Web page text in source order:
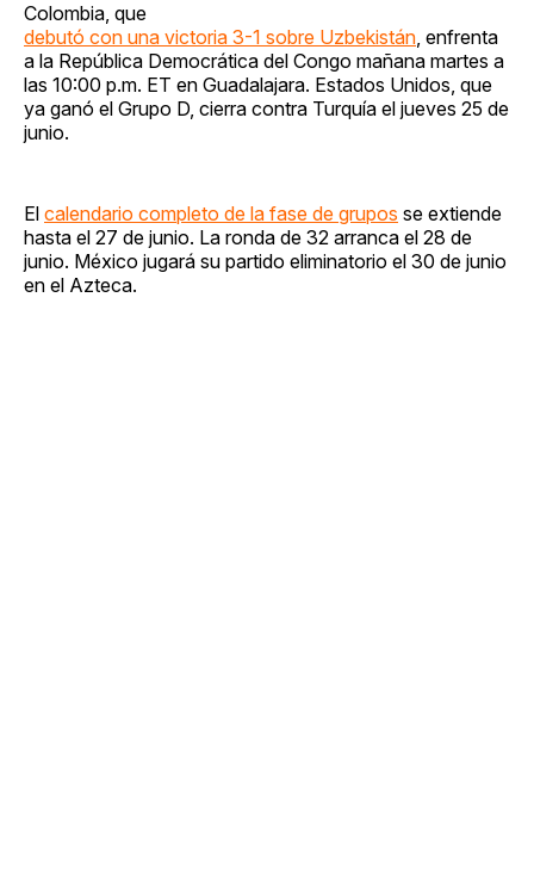
Colombia, que
debutó con una victoria 3-1 sobre Uzbekistán, enfrenta
a la República Democrática del Congo mañana martes a
las 10:00 p.m. ET en Guadalajara. Estados Unidos, que
ya ganó el Grupo D, cierra contra Turquía el jueves 25 de
junio.
El calendario completo de la fase de grupos se extiende
hasta el 27 de junio. La ronda de 32 arranca el 28 de
junio. México jugará su partido eliminatorio el 30 de junio
en el Azteca.